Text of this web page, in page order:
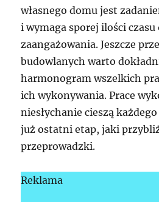
własnego domu jest
i wymaga sporej ilości czasu
zaangażowania. Jeszcze
budowlanych warto
harmonogram wszelkich
ich wykonywania. Prace
niesłychanie cieszą
już ostatni etap, jaki
przeprowadzki.
Reklama